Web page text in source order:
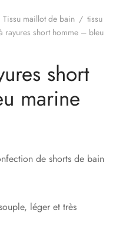
Tissu maillot de bain / tissu
rayures short homme – bleu
short
marine
de shorts de bain
léger et très